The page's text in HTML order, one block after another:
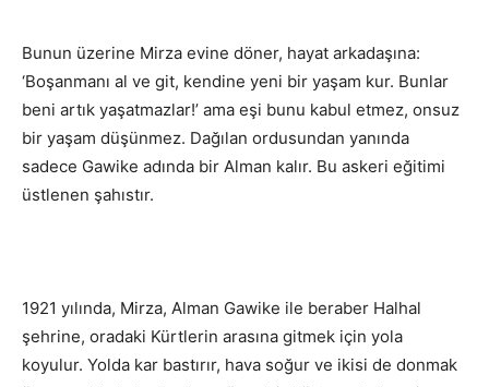
Bunun üzerine Mirza evine döner, hayat arkadaşına:
‘Boşanmanı al ve git, kendine yeni bir yaşam kur. Bunlar
beni artık yaşatmazlar!’ ama eşi bunu kabul etmez, onsuz
bir yaşam düşünmez. Dağılan ordusundan yanında
sadece Gawike adında bir Alman kalır. Bu askeri eğitimi
üstlenen şahıstır.
1921 yılında, Mirza, Alman Gawike ile beraber Halhal
şehrine, oradaki Kürtlerin arasına gitmek için yola
koyulur. Yolda kar bastırır, hava soğur ve ikisi de donmak